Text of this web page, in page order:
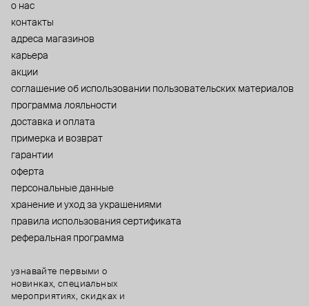
о нас
контакты
адреса магазинов
карьера
акции
cоглашение об использовании пользовательских материалов
программа лояльности
доставка и оплата
примерка и возврат
гарантии
оферта
персональные данные
хранение и уход за украшениями
правила использования сертификата
реферальная программа
узнавайте первыми о
новинках, специальных
мероприятиях, скидках и